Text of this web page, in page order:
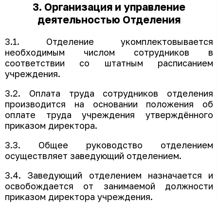
3. Организация и управление
деятельностью Отделения
3.1. Отделение укомплектовывается
необходимым числом сотрудников в
соответствии со штатным расписанием
учреждения.
3.2. Оплата труда сотрудников отделения
производится на основании положения об
оплате труда учреждения утверждённого
приказом директора.
3.3. Общее руководство отделением
осуществляет заведующий отделением.
3.4. Заведующий отделением назначается и
освобождается от занимаемой должности
приказом директора учреждения.